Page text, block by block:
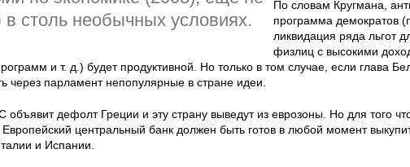
столь необычных условиях.
По словам Кругмана,
программа демократов
ликвидация ряда льгот
физлиц с высокими
и т. д.) будет продуктивной. Но только в том случае, если глава
через парламент непопулярные в стране идеи.
объявит дефолт Греции и эту страну выведут из еврозоны. Но для того
центральный банк должен быть готов в любой момент
и Испании.